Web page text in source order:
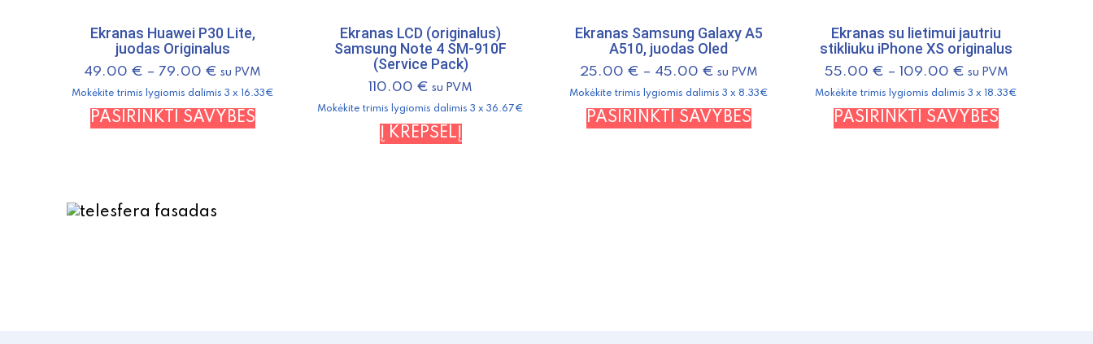
437/RM-
346/RM-
530/RM-
658
Ekranas Huawei P30 Lite,
juodas Originalus
49.00 € – 79.00 € su PVM
Mokėkite trimis lygiomis dalimis 3 x 16.33€
PASIRINKTI SAVYBESThis
Ekranas LCD (originalus)
Samsung Note 4 SM-910F
(Service Pack)
110.00 € su PVM
Mokėkite trimis lygiomis dalimis 3 x 36.67€
Į KREPŠELĮ
Ekranas Samsung Galaxy A5
A510, juodas Oled
25.00 € – 45.00 € su PVM
Mokėkite trimis lygiomis dalimis 3 x 8.33€
PASIRINKTI SAVYBESThis
Ekranas su lietimui jautriu
stikliuku iPhone XS originalus
55.00 € – 109.00 € su PVM
Mokėkite trimis lygiomis dalimis 3 x 18.33€
PASIRINKTI SAVYBES